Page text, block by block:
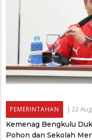
PEMERINTAHAN | 22
Kemenag Bengkulu
Pohon dan Sekolah